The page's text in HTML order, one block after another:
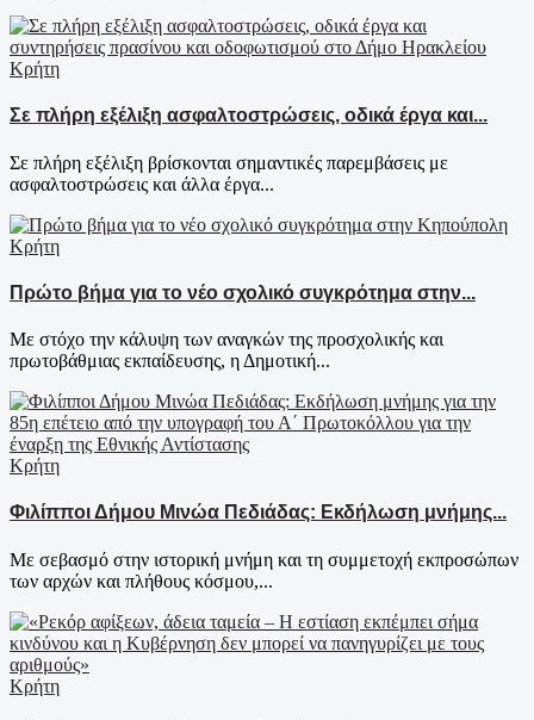
Κρήτη
Σε πλήρη εξέλιξη ασφαλτοστρώσεις, οδικά έργα και...
Σε πλήρη εξέλιξη βρίσκονται σημαντικές παρεμβάσεις με
ασφαλτοστρώσεις και άλλα έργα...
Κρήτη
Πρώτο βήμα για το νέο σχολικό συγκρότημα στην...
Με στόχο την κάλυψη των αναγκών της προσχολικής και
πρωτοβάθμιας εκπαίδευσης, η Δημοτική...
Κρήτη
Φιλίπποι Δήμου Μινώα Πεδιάδας: Εκδήλωση μνήμης...
Με σεβασμό στην ιστορική μνήμη και τη συμμετοχή εκπροσώπων
των αρχών και πλήθους κόσμου,...
Κρήτη